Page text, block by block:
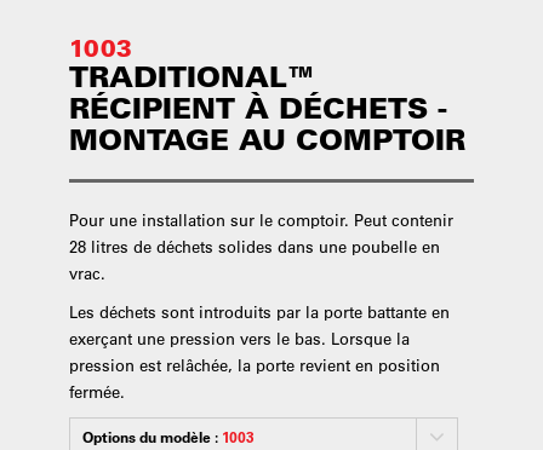
1003
TRADITIONAL™
RÉCIPIENT À DÉCHETS -
MONTAGE AU COMPTOIR
Pour une installation sur le comptoir. Peut contenir
28 litres de déchets solides dans une poubelle en
vrac.
Les déchets sont introduits par la porte battante en
exerçant une pression vers le bas. Lorsque la
pression est relâchée, la porte revient en position
fermée.
Options du modèle : 1003